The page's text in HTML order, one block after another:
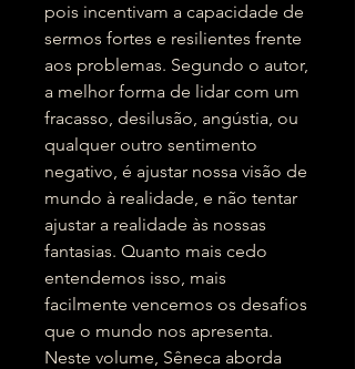
pois incentivam a capacidade de
sermos fortes e resilientes frente
aos problemas. Segundo o autor,
a melhor forma de lidar com um
fracasso, desilusão, angústia, ou
qualquer outro sentimento
negativo, é ajustar nossa visão de
mundo à realidade, e não tentar
ajustar a realidade às nossas
fantasias. Quanto mais cedo
entendemos isso, mais
facilmente vencemos os desafios
que o mundo nos apresenta.
Neste volume, Sêneca aborda